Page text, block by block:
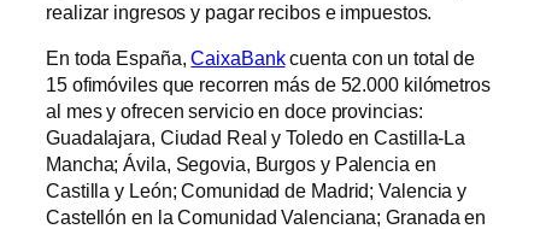
realizar ingresos y pagar recibos e impuestos.
En toda España,CaixaBankcuenta con un total de
15 ofimóviles que recorren más de 52.000 kilómetros
al mes y ofrecen servicio en doce provincias:
Guadalajara, Ciudad Real y Toledo en Castilla-La
Mancha; Ávila, Segovia, Burgos y Palencia en
Castilla y León; Comunidad de Madrid; Valencia y
Castellón en la Comunidad Valenciana; Granada en